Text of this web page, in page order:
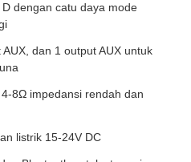
dengan catu daya mode
dan 1 output AUX untuk
8Ω impedansi rendah dan
listrik 15-24V DC